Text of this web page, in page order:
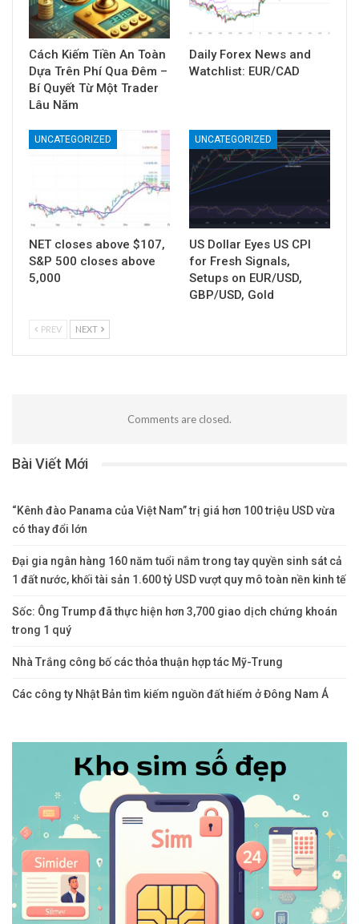
Cách Kiếm Tiền An Toàn
Dựa Trên Phí Qua Đêm –
Bí Quyết Từ Một Trader
Lâu Năm
Daily Forex News and
Watchlist: EUR/CAD
UNCATEGORIZED
NET closes above $107,
S&P 500 closes above
5,000
UNCATEGORIZED
US Dollar Eyes US CPI
for Fresh Signals,
Setups on EUR/USD,
GBP/USD, Gold
PREV NEXT
Comments are closed.
Bài Viết Mới
“Kênh đào Panama của Việt Nam” trị giá hơn 100 triệu USD vừa
có thay đổi lớn
Đại gia ngân hàng 160 năm tuổi nắm trong tay quyền sinh sát cả
1 đất nước, khối tài sản 1.600 tỷ USD vượt quy mô toàn nền kinh tế
Sốc: Ông Trump đã thực hiện hơn 3,700 giao dịch chứng khoán
trong 1 quý
Nhà Trắng công bố các thỏa thuận hợp tác Mỹ-Trung
Các công ty Nhật Bản tìm kiếm nguồn đất hiếm ở Đông Nam Á